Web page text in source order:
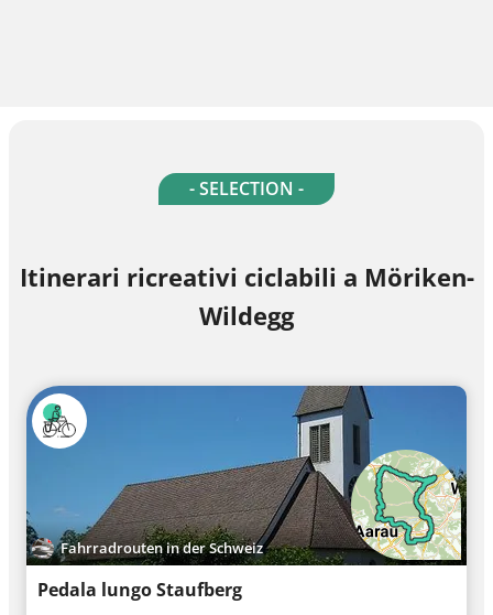
- SELECTION -
Itinerari ricreativi ciclabili a Möriken-
Wildegg
Fahrradrouten in der Schweiz
Pedala lungo Staufberg